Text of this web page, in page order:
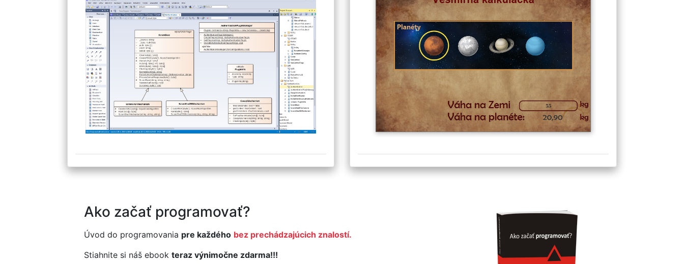
Ako začať programovať?
Úvod do programovania pre každého bez prechádzajúcich znalostí.
Stiahnite si náš ebook teraz výnimočne zdarma!!!